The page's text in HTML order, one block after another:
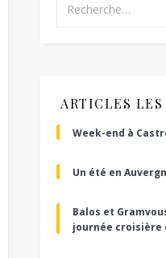
ARTICLES LES
Week-end à
Un été en
Balos et
journée croisière